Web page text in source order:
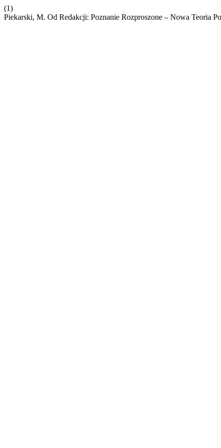
(1)
Piekarski, M. Od Redakcji: Poznanie Rozproszone – Nowa Teoria